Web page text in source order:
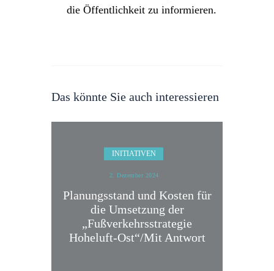
die Öffentlichkeit zu informieren.
Das könnte Sie auch interessieren
INITIATIVEN
2. Dezember 2024
Planungsstand und Kosten für
die Umsetzung der
„Fußverkehrsstrategie
Hoheluft-Ost“/Mit Antwort